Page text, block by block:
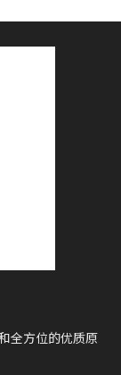
全方位的优质原